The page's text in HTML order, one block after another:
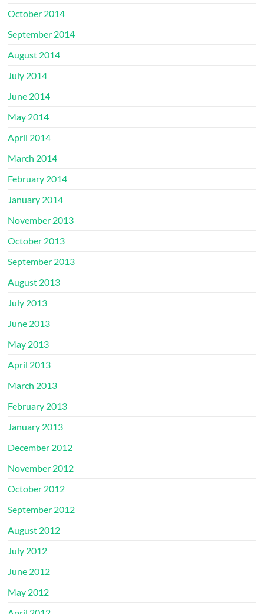
October 2014
September 2014
August 2014
July 2014
June 2014
May 2014
April 2014
March 2014
February 2014
January 2014
November 2013
October 2013
September 2013
August 2013
July 2013
June 2013
May 2013
April 2013
March 2013
February 2013
January 2013
December 2012
November 2012
October 2012
September 2012
August 2012
July 2012
June 2012
May 2012